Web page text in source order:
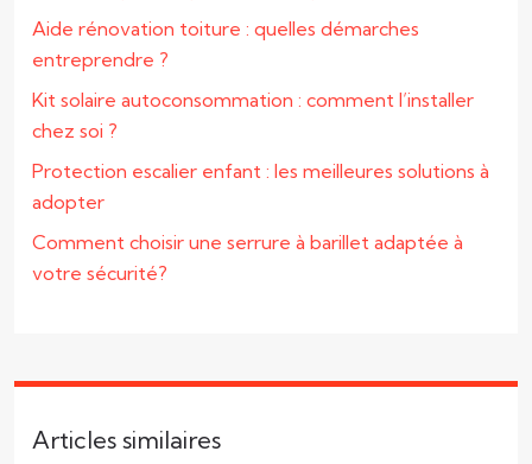
Aide rénovation toiture : quelles démarches
entreprendre ?
Kit solaire autoconsommation : comment l’installer
chez soi ?
Protection escalier enfant : les meilleures solutions à
adopter
Comment choisir une serrure à barillet adaptée à
votre sécurité?
Articles similaires